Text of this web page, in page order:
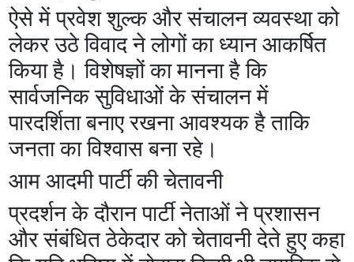
ऐसे में प्रवेश शुल्क और संचालन व्यवस्था को
लेकर उठे विवाद ने लोगों का ध्यान आकर्षित
किया है। विशेषज्ञों का मानना है कि
सार्वजनिक सुविधाओं के संचालन में
पारदर्शिता बनाए रखना आवश्यक है ताकि
जनता का विश्वास बना रहे।
आम आदमी पार्टी की चेतावनी
प्रदर्शन के दौरान पार्टी नेताओं ने प्रशासन
और संबंधित ठेकेदार को चेतावनी देते हुए कहा